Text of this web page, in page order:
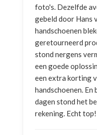
foto's. Dezelfde
gebeld door Hans
handschoenen
geretourneerd
stond nergens
een goede
een extra korting
handschoenen. En
dagen stond het
rekening. Echt top!